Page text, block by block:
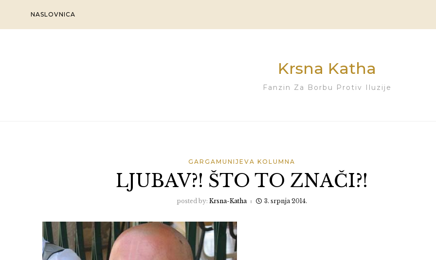
content
NASLOVNICA
Krsna Katha
Fanzin Za Borbu Protiv Iluzije
GARGAMUNIJEVA KOLUMNA
LJUBAV?! ŠTO TO ZNAČI?!
posted by: Krsna-Katha 3. srpnja 2014.